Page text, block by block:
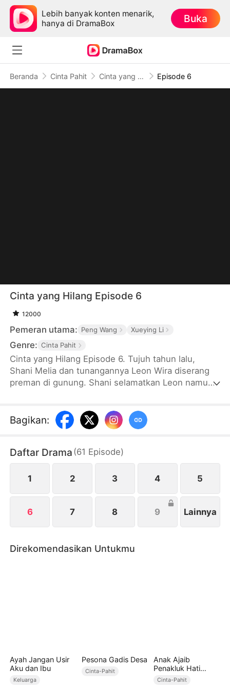
Lebih banyak konten menarik,
hanya di DramaBox
Buka
Beranda Cinta Pahit Cinta yang Hilang Episode 6
Cinta yang Hilang Episode 6
12000
Pemeran utama: Peng Wang Xueying Li
Genre: Cinta Pahit
Cinta yang Hilang Episode 6. Tujuh tahun lalu,
Shani Melia dan tunangannya Leon Wira diserang
preman di gunung. Shani selamatkan Leon namun
ibunya memaksa pernikahan dengan Mery Salim.
Shani pergi, Leon menyesal, sakit kanker, dan
menemukan pengemis mirip Shani—yang ternyata
benar dirinya.
Bagikan:
Daftar Drama (61 Episode)
1 2 3 4 5
6 7 8 9 Lainnya
Direkomendasikan Untukmu
Ayah Jangan Usir
Aku dan Ibu
Keluarga
Pesona Gadis Desa
Cinta-Pahit
Anak Ajaib
Penakluk Hati
Pangeran
Cinta-Pahit